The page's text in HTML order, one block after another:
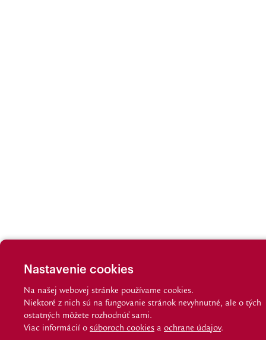
Nastavenie cookies
Na našej webovej stránke používame cookies.
Niektoré z nich sú na fungovanie stránok nevyhnutné, ale o tých
ostatných môžete rozhodnúť sami.
Viac informácií o súboroch cookies a ochrane údajov.